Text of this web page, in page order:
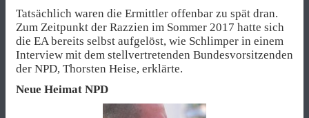
Tatsächlich waren die Ermittler offenbar zu spät dran.
Zum Zeitpunkt der Razzien im Sommer 2017 hatte sich
die EA bereits selbst aufgelöst, wie Schlimper in einem
Interview mit dem stellvertretenden Bundesvorsitzenden
der NPD, Thorsten Heise, erklärte.
Neue Heimat NPD